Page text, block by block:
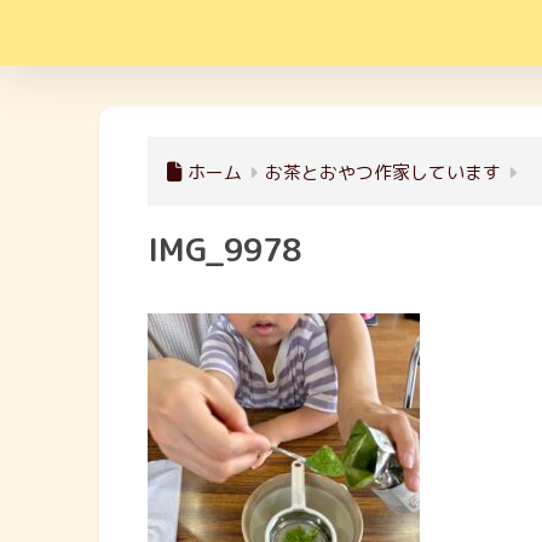
ホーム お茶とおやつ作家しています
IMG_9978